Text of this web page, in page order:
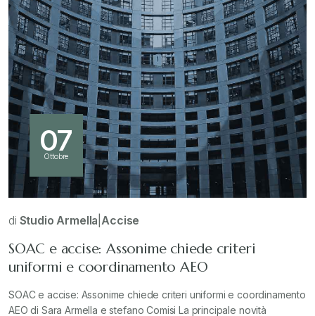
07
Ottobre
di Studio Armella |Accise
SOAC e accise: Assonime chiede criteri
uniformi e coordinamento AEO
SOAC e accise: Assonime chiede criteri uniformi e coordinamento
AEO di Sara Armella e stefano Comisi La principale novità